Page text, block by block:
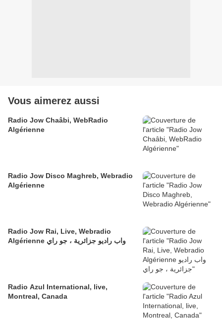
Vous aimerez aussi
Radio Jow Chaâbi, WebRadio
Algérienne
Radio Jow Disco Maghreb, Webradio
Algérienne
Radio Jow Rai, Live, Webradio
Algérienne واب راديو جزائرية ، جو راي
Radio Azul International, live,
Montreal, Canada